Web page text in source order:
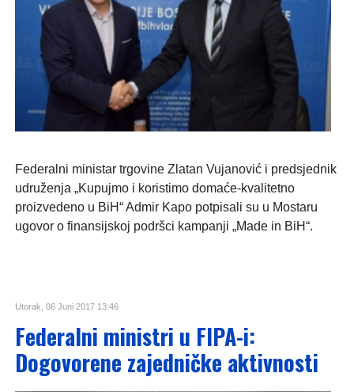
Federalni ministar trgovine Zlatan Vujanović i predsjednik
udruženja „Kupujmo i koristimo domaće-kvalitetno
proizvedeno u BiH“ Admir Kapo potpisali su u Mostaru
ugovor o finansijskoj podršci kampanji „Made in BiH“.
Utorak, 06 Juni 2017 13:46
Federalni ministri u FIPA-i:
Dogovorene zajedničke aktivnosti